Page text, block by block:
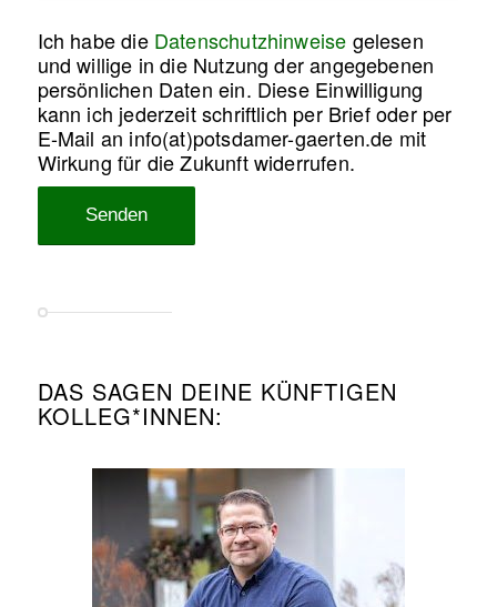
Ich habe die Datenschutzhinweise gelesen
und willige in die Nutzung der angegebenen
persönlichen Daten ein. Diese Einwilligung
kann ich jederzeit schriftlich per Brief oder per
E-Mail an info(at)potsdamer-gaerten.de mit
Wirkung für die Zukunft widerrufen.
DAS SAGEN DEINE KÜNFTIGEN
KOLLEG*INNEN: